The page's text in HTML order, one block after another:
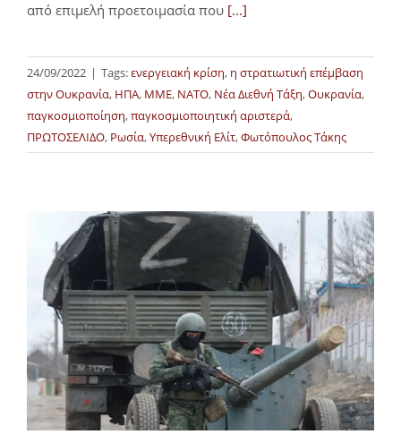
από επιμελή προετοιμασία που [...]
24/09/2022 | Tags:ενεργειακή κρίση, η στρατιωτική επέμβαση
στην Ουκρανία, ΗΠΑ, ΜΜΕ, ΝΑΤΟ, Νέα Διεθνή Τάξη,Ουκρανία,
παγκοσμιοποίηση,παγκοσμιοποιητική αριστερά,
ΠΡΩΤΟΣΕΛΙΔΟ, Ρωσία,Υπερεθνική Ελίτ,Φωτόπουλος Τάκης